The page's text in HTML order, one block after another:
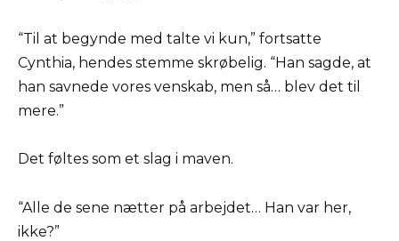
“Til at begynde med talte vi kun,” fortsatte
Cynthia, hendes stemme skrøbelig. “Han sagde, at
han savnede vores venskab, men så… blev det til
mere.”
Det føltes som et slag i maven.
“Alle de sene nætter på arbejdet… Han var her,
ikke?”